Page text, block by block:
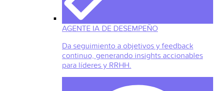
AGENTE IA DE DESEMPEÑO
Da seguimiento a objetivos y feedback
continuo, generando insights accionables
para líderes y RRHH.